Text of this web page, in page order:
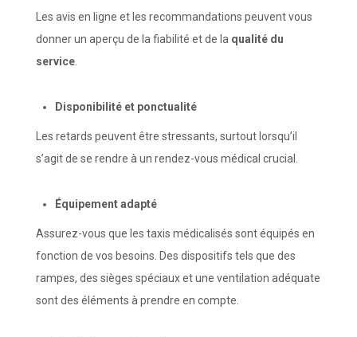
Les avis en ligne et les recommandations peuvent vous
donner un aperçu de la fiabilité et de la qualité du
service.
Disponibilité et ponctualité
Les retards peuvent être stressants, surtout lorsqu’il
s’agit de se rendre à un rendez-vous médical crucial.
Équipementadapté
Assurez-vous que les taxis médicalisés sont équipés en
fonction de vos besoins. Des dispositifs tels que des
rampes, des sièges spéciaux et une ventilation adéquate
sont des éléments à prendre en compte.